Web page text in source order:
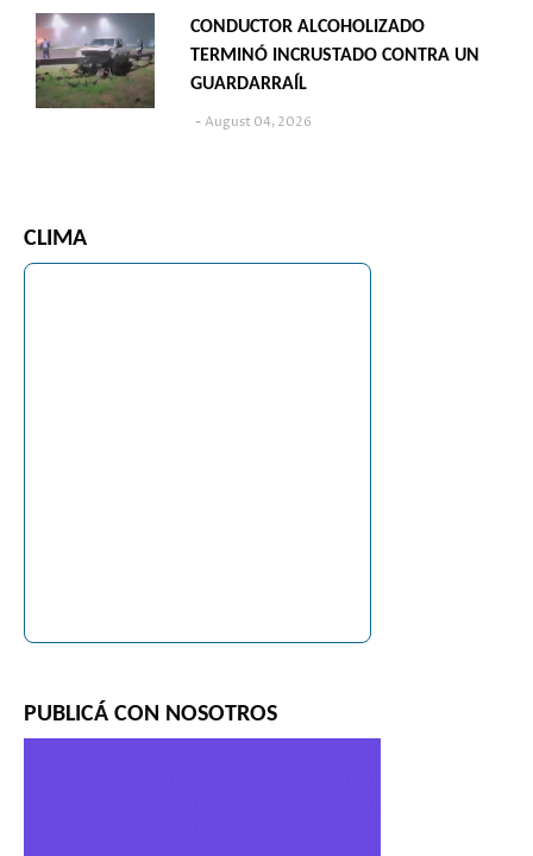
CONDUCTOR ALCOHOLIZADO
TERMINÓ INCRUSTADO CONTRA UN
GUARDARRAÍL
August 04, 2026
CLIMA
PUBLICÁ CON NOSOTROS